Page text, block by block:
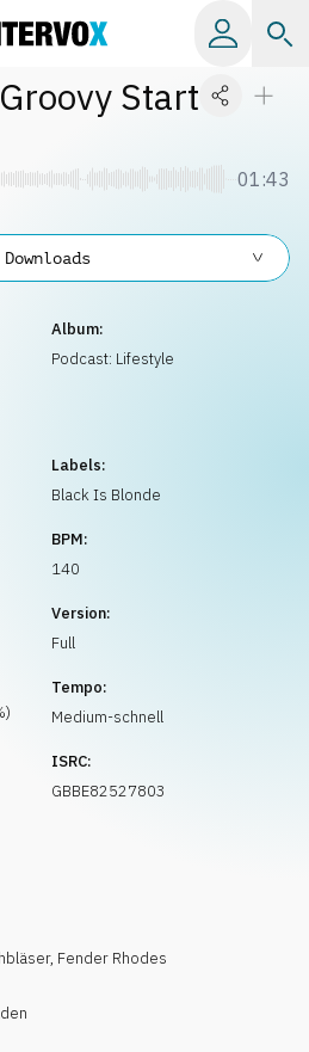
Groovy Start
01:43
Album:
Podcast: Lifestyle
Labels:
Black Is Blonde
BPM:
140
Version:
Full
Tempo:
Medium-schnell
ISRC:
GBBE82527803
, Fender Rhodes
Downloads